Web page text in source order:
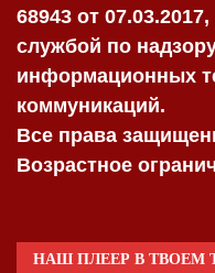
68943 от
службой по
информационных
коммуникаций.
Все права
Возрастное
НАШ ПЛЕЕР В ТВОЕМ